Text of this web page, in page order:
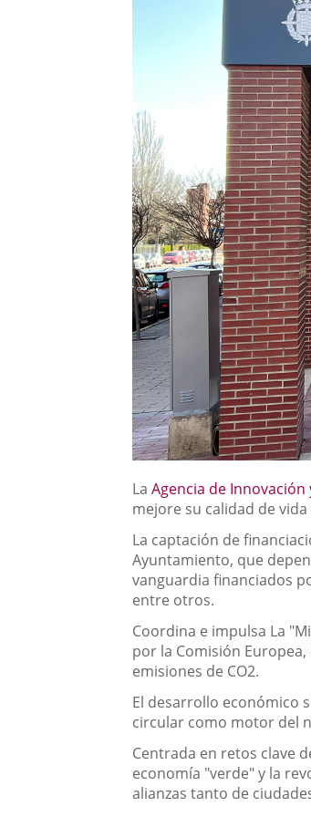
LaAgencia de
mejore su calidad de
La captación de
Ayuntamiento, que
vanguardia financiados
entre otros.
Coordina e impulsa La
por la Comisión
emisiones de CO2.
El desarrollo económico
circular como motor del
Centrada en retos clave
economía "verde" y la
alianzas tanto de